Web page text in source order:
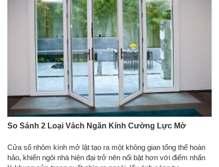
So Sánh 2 Loại Vách Ngăn Kính Cường Lực Mờ
Cửa sổ nhôm kính mở lật tạo ra một không gian tổng thể hoàn
hảo, khiến ngôi nhà hiện đại trở nên nổi bật hơn với điểm nhấn